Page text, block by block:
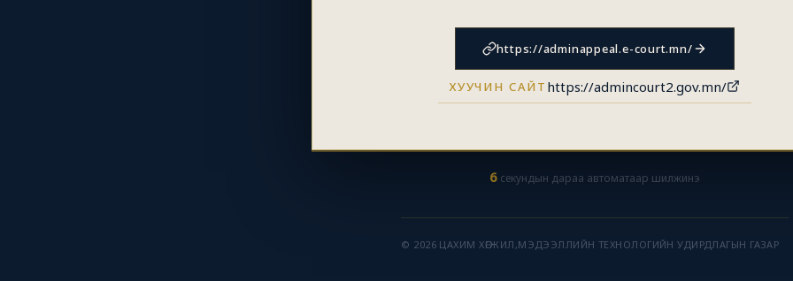
https://adminappeal.e-court.mn/
ХУУЧИН САЙТ https://admincourt2.gov.mn/
6 секундын дараа автоматаар шилжинэ
© 2026 ЦАХИМ ХӨГЖИЛ,МЭДЭЭЛЛИЙН ТЕХНОЛОГИЙН УДИРДЛАГЫН ГАЗАР